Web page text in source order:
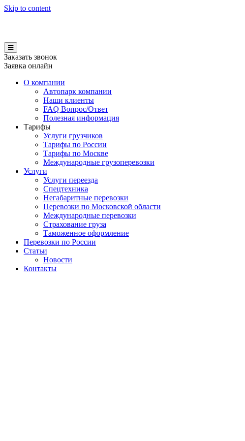
Skip to content
Заказать звонок
Заявка онлайн
О компании
Автопарк компании
Наши клиенты
FAQ Вопрос/Ответ
Полезная информация
Тарифы
Услуги грузчиков
Тарифы по России
Тарифы по Москве
Международные грузоперевозки
Услуги
Услуги переезда
Спецтехника
Негабаритные перевозки
Перевозки по Московской области
Международные перевозки
Страхование груза
Таможенное оформление
Перевозки по России
Статьи
Новости
Контакты